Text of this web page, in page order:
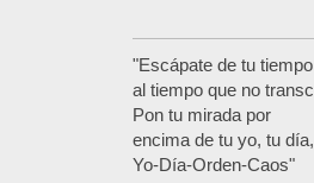
"Escápate de tu tiempo
al tiempo que no
Pon tu mirada por
encima de tu yo, tu
Yo-Día-Orden-Caos"